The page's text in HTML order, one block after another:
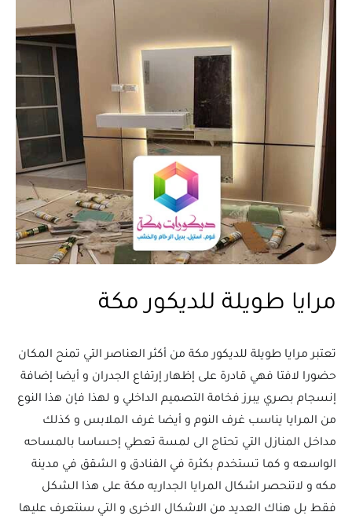
مرايا طويلة للديكور مكة
تعتبر مرايا طويلة للديكور مكة من أكثر العناصر التي تمنح المكان
حضورا لافتا فهي قادرة على إظهار إرتفاع الجدران و أيضا إضافة
إنسجام بصري يبرز فخامة التصميم الداخلي و لهذا فإن هذا النوع
من المرايا يناسب غرف النوم و أيضا غرف الملابس و كذلك
مداخل المنازل التي تحتاج الى لمسة تعطي إحساسا بالمساحه
الواسعه و كما تستخدم بكثرة في الفنادق و الشقق في مدينة
مكه و لاتنحصر اشكال المرايا الجداريه مكة على هذا الشكل
فقط بل هناك العديد من الاشكال الاخرى و التي سنتعرف عليها